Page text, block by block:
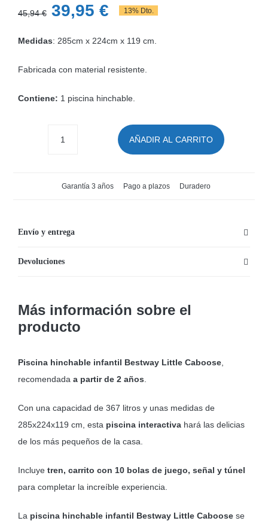
45,94€ El
original
era:
39,95 €El
actual
es:
13% Dto.
Medidas: 285cm x 224cm x 119 cm.
Fabricada con material resistente.
Contiene: 1 piscina hinchable.
Infantil
Caboose
AÑADIR AL CARRITO
Garantía 3 años Pago a plazos Duradero
Envío y entrega
Devoluciones
Más información sobre el
producto
Piscina hinchable infantil Bestway Little Caboose,
recomendada a partir de 2 años.
Con una capacidad de 367 litros y unas medidas de
285x224x119 cm, esta piscina interactivahará las delicias
de los más pequeños de la casa.
Incluye tren, carrito con 10 bolas de juego, señal y túnel
para completar la increíble experiencia.
La piscina hinchable infantil Bestway Little Caboosese